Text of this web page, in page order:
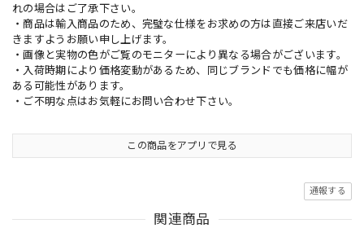
れの場合はご了承下さい。
・商品は輸入商品のため、完璧な仕様をお求めの方は直接ご来店いだ
きますようお願い申し上げます。
・画像と実物の色がご覧のモニターにより異なる場合がございます。
・入荷時期により価格変動があるため、同じブランドでも価格に幅が
ある可能性があります。
・ご不明な点はお気軽にお問い合わせ下さい。
この商品をアプリで見る
通報する
関連商品